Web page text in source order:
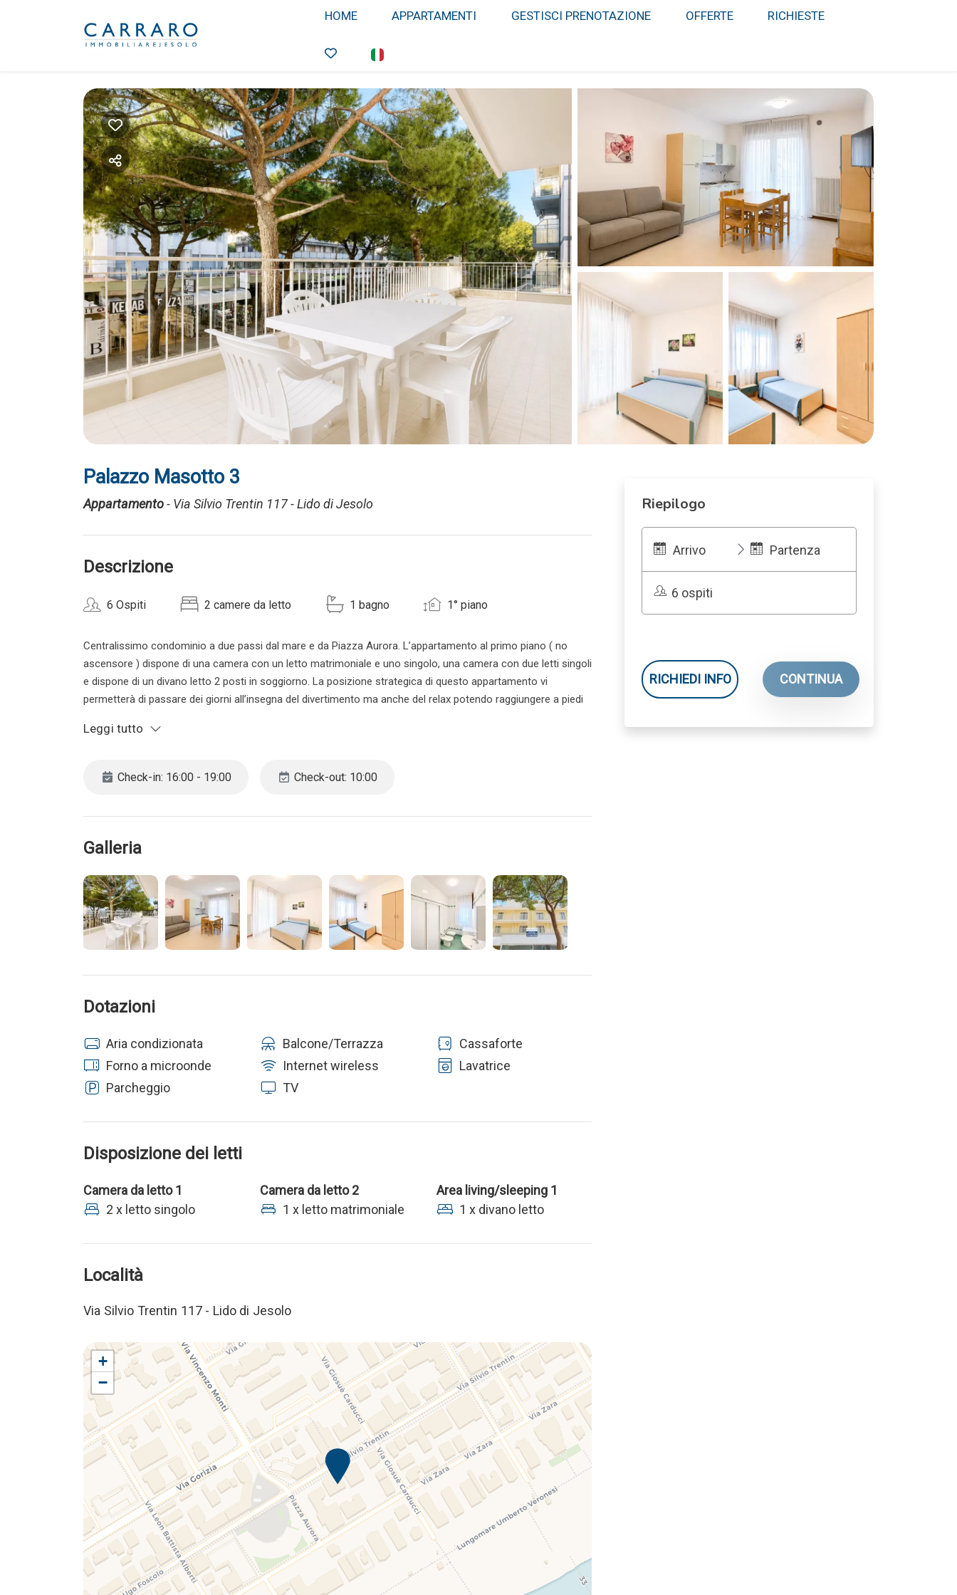
HOME APPARTAMENTI GESTISCI PRENOTAZIONE OFFERTE RICHIESTE
Palazzo Masotto 3
Appartamento- Via Silvio Trentin 117 - Lido di Jesolo
Descrizione
6 Ospiti 2 camere da letto 1 bagno 1° piano
Centralissimo condominio a due passi dal mare e da Piazza Aurora. L’appartamento al primo piano ( no
ascensore ) dispone di una camera con un letto matrimoniale e uno singolo, una camera con due letti singoli
e dispone di un divano letto 2 posti in soggiorno. La posizione strategica di questo appartamento vi
permetterà di passare dei giorni all’insegna del divertimento ma anche del relax potendo raggiungere a piedi
CIR 027019-LOC-07633
Leggi tutto
Check-in: 16:00 - 19:00 Check-out: 10:00
Galleria
Dotazioni
Aria condizionata Balcone/Terrazza
Cassaforte
Forno a microonde
Internet wireless
Lavatrice
Parcheggio
TV
Disposizione dei letti
Camera da letto 1
2 x letto singolo
Camera da letto 2
1 x letto matrimoniale
Area living/sleeping 1
1 x divano letto
Località
Via Silvio Trentin 117 - Lido di Jesolo
+
−
Riepilogo
Arrivo Partenza
6 ospiti
RICHIEDI INFO CONTINUA